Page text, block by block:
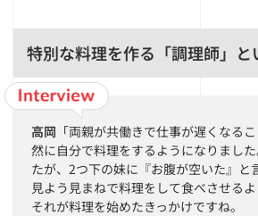
特別な料理を作る「調理師」と
高岡 「両親が共働きで仕事が遅くなる
然に自分で料理をするようになりまし
たが、2つ下の妹に『お腹が空いた』と
見よう見まねで料理をして食べさせるよ
それが料理を始めたきっかけですね。